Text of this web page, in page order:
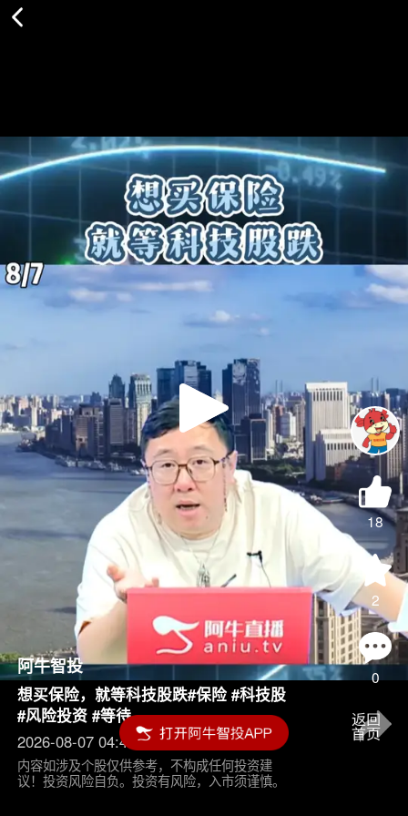
Play
Video
18
2
0
阿牛智投
想买保险，就等科技股跌#保险 #科技股
#风险投资 #等待
2026-08-07 04:45
内容如涉及个股仅供参考，不构成任何投资建
议！投资风险自负。投资有风险，入市须谨慎。